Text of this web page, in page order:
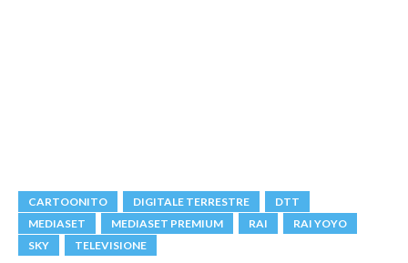
CARTOONITO DIGITALE TERRESTRE
DTT
MEDIASET
MEDIASET PREMIUM RAI
RAI YOYO
SKY
TELEVISIONE